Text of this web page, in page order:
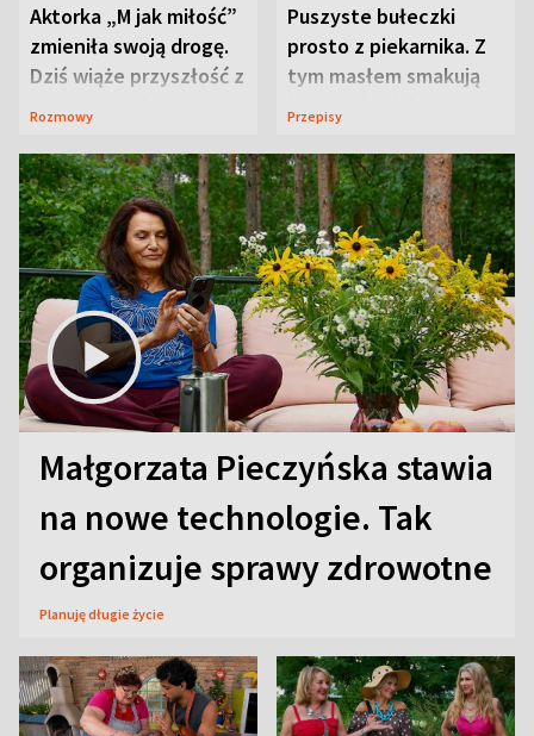
Aktorka „M jak miłość”
zmieniła swoją drogę.
Dziś wiąże przyszłość z
neurobiologią
Rozmowy
Puszyste bułeczki
prosto z piekarnika. Z
tym masłem smakują
jeszcze lepiej
Przepisy
Małgorzata Pieczyńska stawia
na nowe technologie. Tak
organizuje sprawy zdrowotne
Planuję długie życie